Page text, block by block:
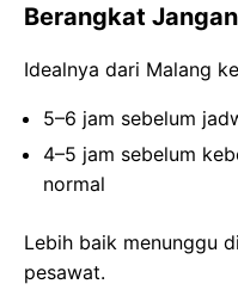
Berangkat
Idealnya dari Malang
5–6 jam sebelum
4–5 jam sebelum
normal
Lebih baik menunggu
pesawat.